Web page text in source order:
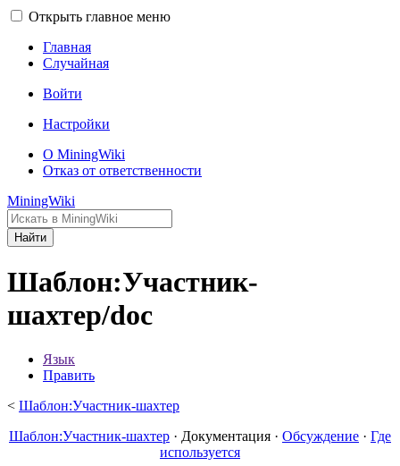
Открыть главное меню
Главная
Случайная
Войти
Настройки
О MiningWiki
Отказ от ответственности
MiningWiki
Найти
Шаблон:Участник-
шахтер/doc
Язык
Править
< Шаблон:Участник-шахтер
Шаблон:Участник-шахтер · Документация · Обсуждение · Где
используется